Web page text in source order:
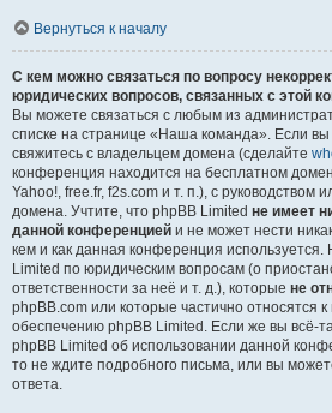
Вернуться к началу
С кем можно связаться по вопросу
юридических вопросов, связанных с этой
Вы можете связаться с любым из
списке на странице «Наша команда». Если вы
свяжитесь с владельцем домена (сделайте
конференция находится на бесплатном
Yahoo!, free.fr, f2s.com и т. п.), с руководством
домена. Учтите, что phpBB Limited не имеет
данной конференцией и не может нести
кем и как данная конференция
Limited по юридическим вопросам (о
ответственности за неё и т. д.), которые не
phpBB.com или которые частично относятся
обеспечению phpBB Limited. Если же вы всё-
phpBB Limited об использовании данной
то не ждите подробного письма, или вы
ответа.